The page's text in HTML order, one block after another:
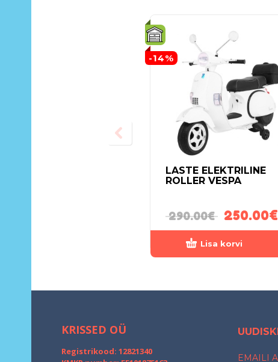
-14%
LASTE ELEKTRILINE
ROLLER VESPA
290.00€ 250.00€
Lisa korvi
KRISSED OÜ
Registrikood: 12821340
EMAILI